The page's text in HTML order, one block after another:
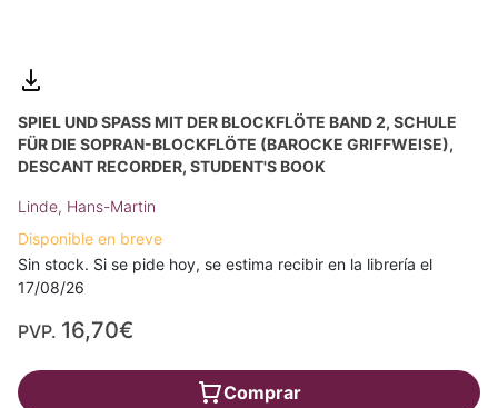
SPIEL UND SPASS MIT DER BLOCKFLÖTE BAND 2, SCHULE F
ÜR DIE SOPRAN-BLOCKFLÖTE (BAROCKE GRIFFWEISE), D
ESCANT RECORDER, STUDENT'S BOOK
Linde, Hans-Martin
Disponible en breve
Sin stock. Si se pide hoy, se estima recibir en la librería el
17/08/26
PVP. 16,70€
Comprar